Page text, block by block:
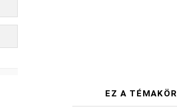
EZ A